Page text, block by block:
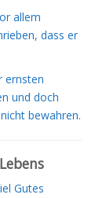
allem
dass er
ernsten
und doch
bewahren.
Gutes